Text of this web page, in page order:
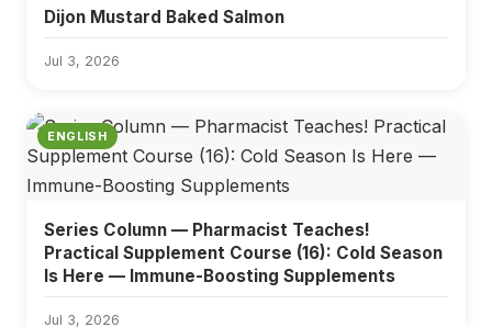
Dijon Mustard Baked Salmon
Jul 3, 2026
ENGLISH
Series Column — Pharmacist Teaches!
Practical Supplement Course (16): Cold Season
Is Here — Immune-Boosting Supplements
Jul 3, 2026